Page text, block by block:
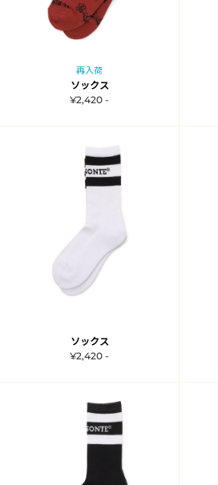
再入荷
ソックス
¥2,420 -
ソックス
¥2,420 -